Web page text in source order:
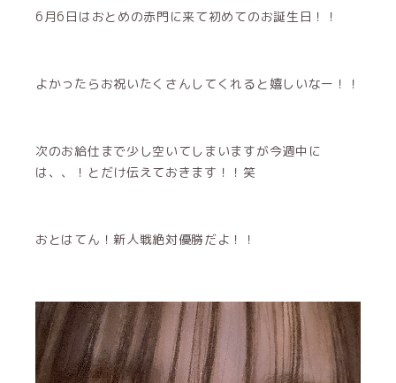
6月6日はおとめの赤門に来て初めてのお誕生日！！
よかったらお祝いたくさんしてくれると嬉しいなー！！
次のお給仕まで少し空いてしまいますが今週中に
は、、！とだけ伝えておきます！！笑
おとはてん！新人戦絶対優勝だよ！！